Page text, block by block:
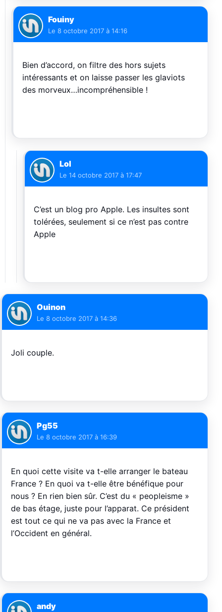
Fouiny
Le 8 octobre 2017 à 14:16
Bien d’accord, on filtre des hors sujets
intéressants et on laisse passer les glaviots
des morveux…incompréhensible !
Lol
Le 14 octobre 2017 à 17:47
C’est un blog pro Apple. Les insultes sont
tolérées, seulement si ce n’est pas contre
Apple
Ouinon
Le 8 octobre 2017 à 14:36
Joli couple.
Pg55
Le 8 octobre 2017 à 16:39
En quoi cette visite va t-elle arranger le bateau
France ? En quoi va t-elle être bénéfique pour
nous ? En rien bien sûr. C’est du « peopleisme »
de bas étage, juste pour l’apparat. Ce président
est tout ce qui ne va pas avec la France et
l’Occident en général.
andy